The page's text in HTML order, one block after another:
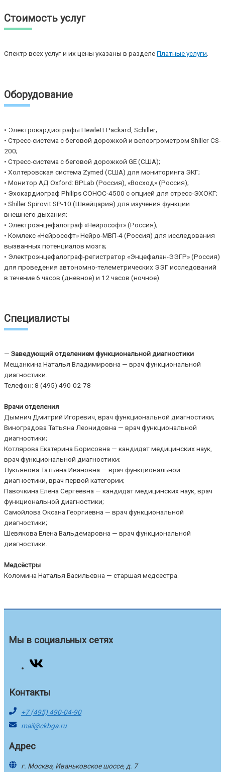
Стоимость услуг
Спектр всех услуг и их цены указаны в разделеПлатные услуги
Оборудование
• Электрокардиографы Hewlett Packard, Schiller;
• Стресс-система с беговой дорожкой и велоэгрометром Shiller CS-
200;
• Стресс-система с беговой дорожкой GE (США);
• Холтеровская система Zymed (США) для мониторинга ЭКГ;
• Монитор АД Oxford: BPLab (Россия), «Восход» (Россия);
• Эхокардиограф Philips COHOC-4500 с опцией для стресс-ЭХОКГ;
• Shiller Spirovit SP-10 (Швейцария) для изучения функции
внешнего дыхания;
• Электроэнцефалограф «Нейрософт» (Россия);
• Комлекс «Нейрософт» Нейро-МВП-4 (Россия) для исследования
вызванных потенциалов мозга;
• Электроэнцефалограф-регистратор «Энцефалан-ЭЭГР» (Россия)
для проведения автономно-телеметрических ЭЭГ исследований
в течение 6 часов (дневное) и 12 часов (ночное).
Специалисты
— Заведующий отделением функциональной диагностики
Мещанкина Наталья Владимировна — врач функциональной
диагностики.
Телефон: 8 (495) 490-02-78
Врачи отделения
Дымнич Дмитрий Игоревич, врач функциональной диагностики;
Виноградова Татьяна Леонидовна — врач функциональной
диагностики;
Котлярова Екатерина Борисовна — кандидат медицинских наук,
врач функциональной диагностики;
Лукьянова Татьяна Ивановна — врач функциональной
диагностики, врач первой категории;
Павочкина Елена Сергеевна — кандидат медицинских наук, врач
функциональной диагностики;
Самойлова Оксана Георгиевна — врач функциональной
диагностики;
Шевякова Елена Вальдемаровна — врач функциональной
диагностики.
Медсёстры
Коломина Наталья Васильевна — старшая медсестра.
Мы в социальных сетях
Контакты
+7 (495) 490-04-90
mail@ckbga.ru
Адрес
г. Москва, Иваньковское шоссе, д. 7